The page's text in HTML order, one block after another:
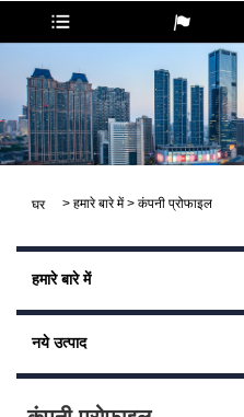
घर > हमारे बारे में > कंपनी प्रोफाइल
हमारे बारे में
नये उत्पाद